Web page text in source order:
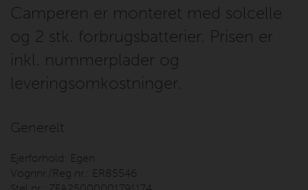
Camperen er monteret med solcelle
og 2 stk. forbrugsbatterier. Prisen er
inkl. nummerplader og
leveringsomkostninger.
Generelt
Ejerforhold: Egen
Vognnr./Reg nr.: ER85546